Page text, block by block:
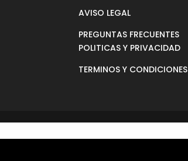
AVISO LEGAL
PREGUNTAS FRECUENTES
POLITICAS Y PRIVACIDAD
TERMINOS Y CONDICIONES